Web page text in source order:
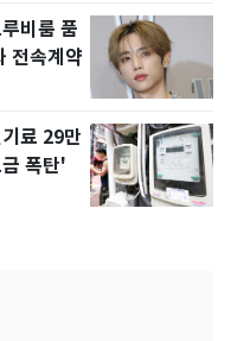
비룸 품
전속계약
료 29만
폭탄'